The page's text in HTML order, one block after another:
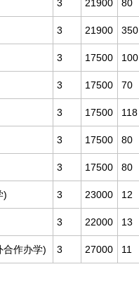
3 21900 80
3 21900 350
3 17500 100
3 17500 70
3 17500 118
3 17500 80
3 17500 80
) 3 23000 12
3 22000 13
合作办学) 3 27000 11